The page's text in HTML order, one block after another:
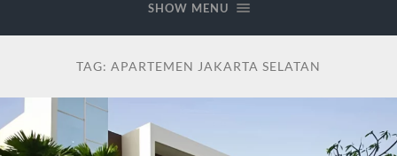
SHOW MENU
TAG: APARTEMEN JAKARTA SELATAN